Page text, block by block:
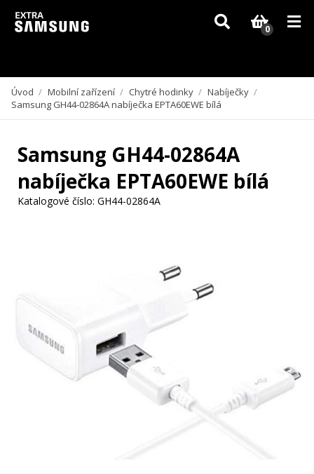
Vzhledem k aktuální situaci se může dodání dílů, které nejsou skladem,
zpozdit. Děkujeme za pochopení.
0
Úvod / Mobilní zařízení / Chytré hodinky / Nabíječky /
Samsung GH44-02864A nabíječka EPTA60EWE bílá
Samsung GH44-02864A
nabíječka EPTA60EWE bílá
Katalogové číslo: GH44-02864A